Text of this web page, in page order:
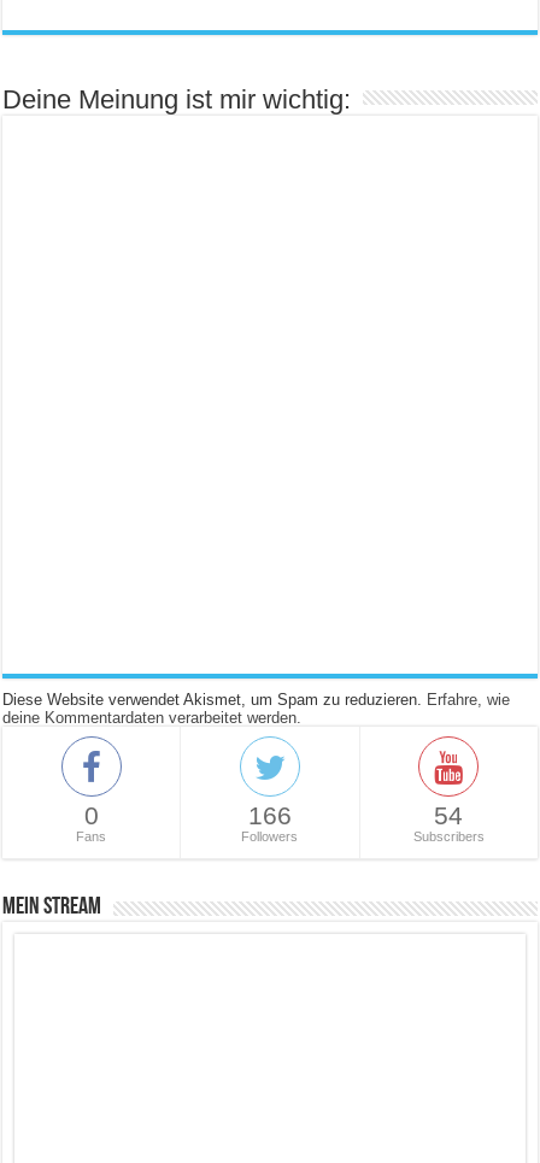
Deine Meinung ist mir wichtig:
Diese Website verwendet Akismet, um Spam zu reduzieren. Erfahre, wie
deine Kommentardaten verarbeitet werden.
0
Fans
166
Followers
54
Subscribers
Mein Stream